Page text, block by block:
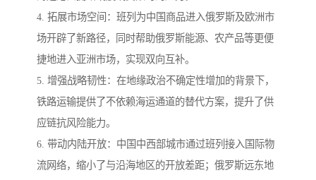
4. 拓展市场空间：班列为中国商品进入俄罗斯及欧洲市
场开辟了新路径，同时帮助俄罗斯能源、农产品等更便
捷地进入亚洲市场，实现双向互补。
5. 增强战略韧性：在地缘政治不确定性增加的背景下，
铁路运输提供了不依赖海运通道的替代方案，提升了供
应链抗风险能力。
6. 带动内陆开放：中国中西部城市通过班列接入国际物
流网络，缩小了与沿海地区的开放差距；俄罗斯远东地